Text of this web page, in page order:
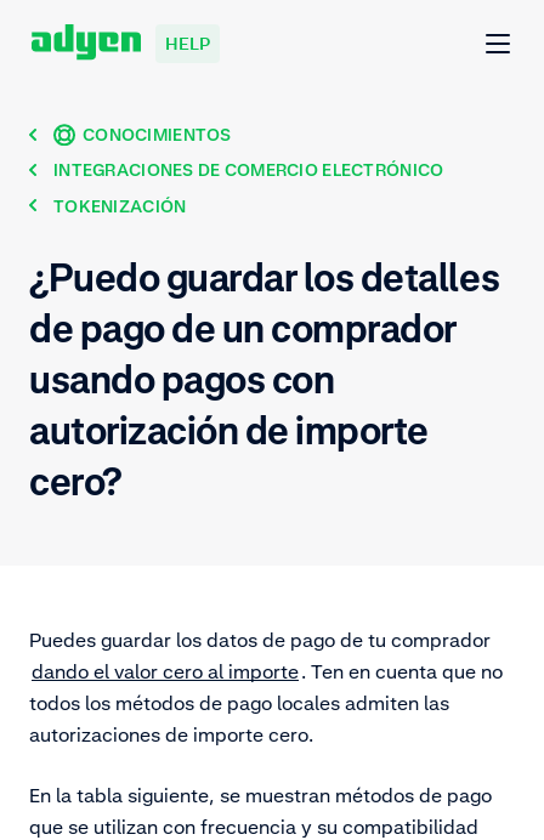
HELP
CONOCIMIENTOS
INTEGRACIONES DE COMERCIO ELECTRÓNICO
TOKENIZACIÓN
¿Puedo guardar los detalles
de pago de un comprador
usando pagos con
autorización de importe
cero?
Puedes guardar los datos de pago de tu comprador
dando el valor cero al importe. Ten en cuenta que no
todos los métodos de pago locales admiten las
autorizaciones de importe cero.
En la tabla siguiente, se muestran métodos de pago
que se utilizan con frecuencia y su compatibilidad